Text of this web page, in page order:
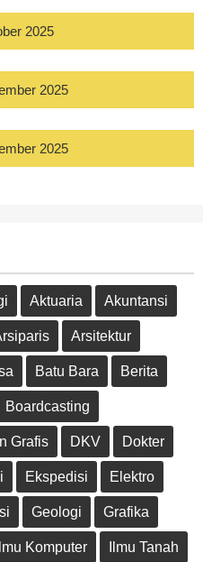
2025
2025
2025
Aktuaria Akuntansi
Arsitektur
Batu Bara Berita
Boardcasting
Grafis DKV Dokter
Ekspedisi Elektro
Geologi Grafika
Ilmu Komputer Ilmu Tanah